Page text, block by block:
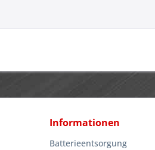
Informationen
Batterieentsorgung